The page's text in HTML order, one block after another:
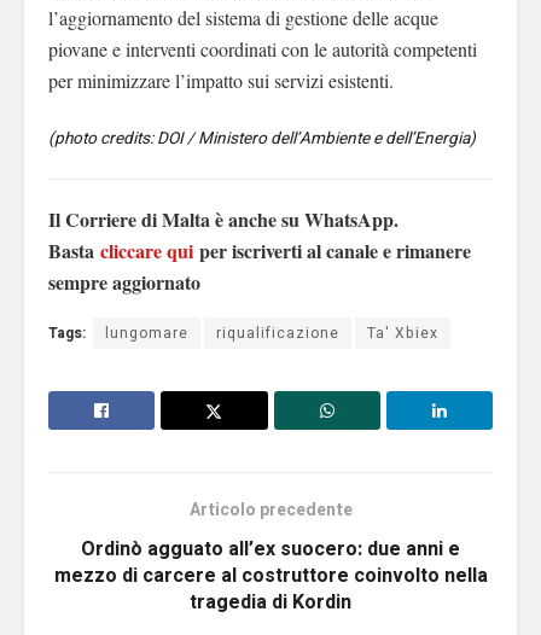
l’aggiornamento del sistema di gestione delle acque
piovane e interventi coordinati con le autorità competenti
per minimizzare l’impatto sui servizi esistenti.
(photo credits: DOI / Ministero dell’Ambiente e dell’Energia)
Il Corriere di Malta è anche su WhatsApp.
Basta cliccare qui per iscriverti al canale e rimanere
sempre aggiornato
Tags: lungomare riqualificazione Ta' Xbiex
Articolo precedente
Ordinò agguato all’ex suocero: due anni e
mezzo di carcere al costruttore coinvolto nella
tragedia di Kordin